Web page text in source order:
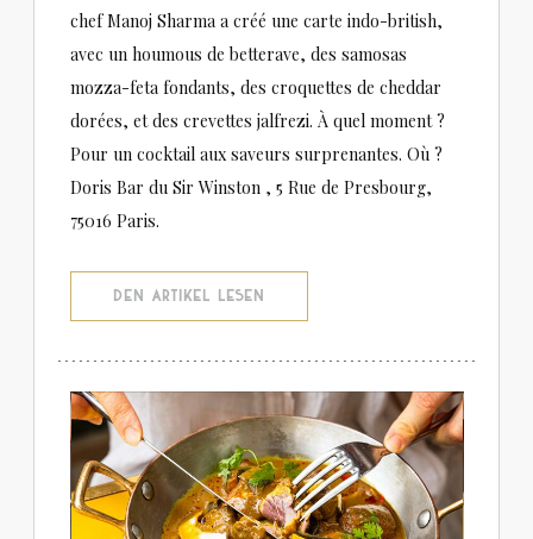
chef Manoj Sharma a créé une carte indo-british,
avec un houmous de betterave, des samosas
mozza-feta fondants, des croquettes de cheddar
dorées, et des crevettes jalfrezi. À quel moment ?
Pour un cocktail aux saveurs surprenantes. Où ?
Doris Bar du Sir Winston , 5 Rue de Presbourg,
75016 Paris.
DEN ARTIKEL LESEN